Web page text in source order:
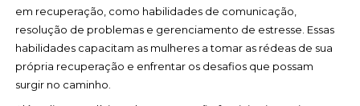
em recuperação, como habilidades de comunicação,
resolução de problemas e gerenciamento de estresse. Essas
habilidades capacitam as mulheres a tomar as rédeas de sua
própria recuperação e enfrentar os desafios que possam
surgir no caminho.